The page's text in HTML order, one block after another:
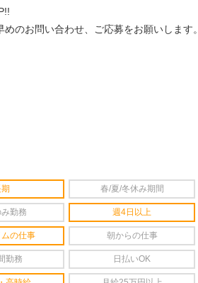
のお問い合わせ、ご応募をお願いします。
春/夏/冬休み期間
勤務 週4日以上
の仕事 朝からの仕事
勤務 日払いOK